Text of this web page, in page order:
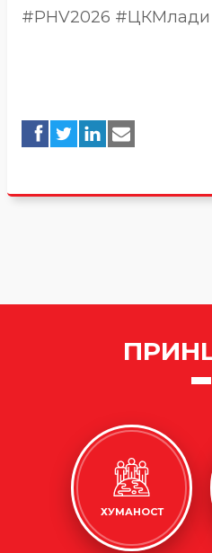
#PHV2026 #ЦКМлади
ХУМАНОСТ